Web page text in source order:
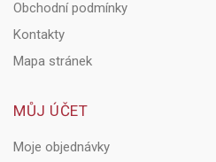
Obchodní podmínky
Kontakty
Mapa stránek
MŮJ ÚČET
Moje objednávky